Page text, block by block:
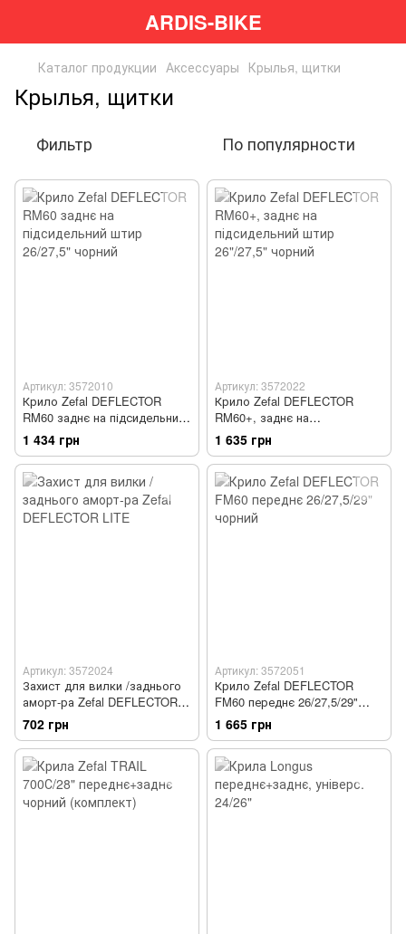
ARDIS-BIKE
Каталог продукции Аксессуары Крылья, щитки
Крылья, щитки
Фильтр По популярности
Артикул: 3572010
Крило Zefal DEFLECTOR
RM60 заднє на підсидельний
штир 26/27,5" чорний
1 434 грн
Артикул: 3572022
Крило Zefal DEFLECTOR
RM60+, заднє на
підсидельний штир 26"/27,5"
чорний
1 635 грн
Артикул: 3572024
Захист для вилки /заднього
аморт-ра Zefal DEFLECTOR
LITE
702 грн
Артикул: 3572051
Крило Zefal DEFLECTOR
FM60 переднє 26/27,5/29"
чорний
1 665 грн